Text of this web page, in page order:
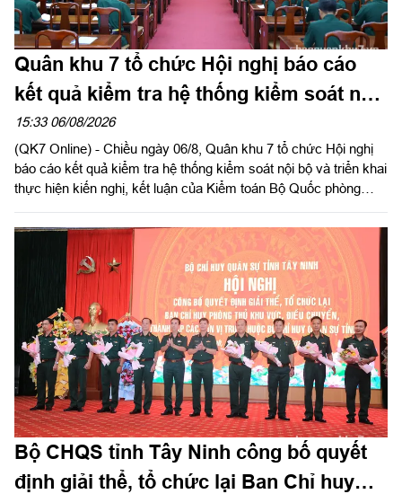
Quân khu 7 tổ chức Hội nghị báo cáo
kết quả kiểm tra hệ thống kiểm soát nội
bộ
15:33 06/08/2026
(QK7 Online) - Chiều ngày 06/8, Quân khu 7 tổ chức Hội nghị
báo cáo kết quả kiểm tra hệ thống kiểm soát nội bộ và triển khai
thực hiện kiến nghị, kết luận của Kiểm toán Bộ Quốc phòng
viên Ban Chấp hành Trung ương Đảng, Ủy viên Quân ủy Trung
ương, Phó Bí thư Đảng ủy, Tư lệnh Quân khu chủ trì hội nghị.
Bộ CHQS tỉnh Tây Ninh công bố quyết
định giải thể, tổ chức lại Ban Chỉ huy